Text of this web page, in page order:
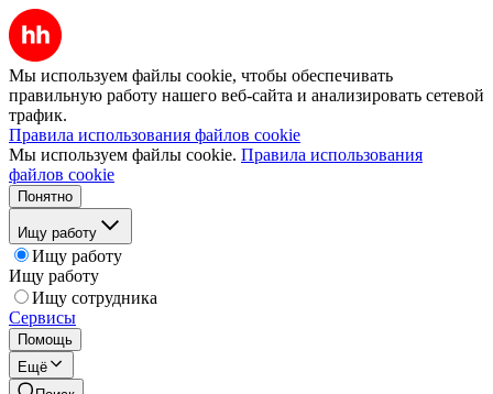
Мы используем файлы cookie, чтобы обеспечивать
правильную работу нашего веб-сайта и анализировать сетевой
трафик.
Правила использования файлов cookie
Мы используем файлы cookie. Правила использования
файлов cookie
Понятно
Ищу работу
Ищу работу
Ищу работу
Ищу сотрудника
Сервисы
Помощь
Ещё